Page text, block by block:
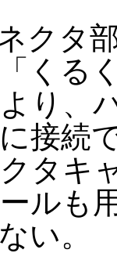
クタ
くる
り、
接続
タキ
ルも
い。